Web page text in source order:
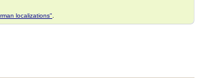
localizations"